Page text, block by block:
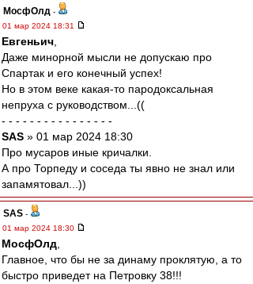
МосфОлд -
01 мар 2024 18:31
Евгеньич
Даже минорной мысли не допускаю про
Спартак и его конечный успех!
Но в этом веке какая-то пародоксальная
непруха с руководством...((
- - - - - - - - - - - - - - - -
SAS » 01 мар 2024 18:30
Про мусаров иные кричалки.
А про Торпеду и соседа ты явно не знал или
запамятовал...))
SAS -
01 мар 2024 18:30
МосфОлд
Главное, что бы не за динаму проклятую, а то
быстро приведет на Петровку 38!!!